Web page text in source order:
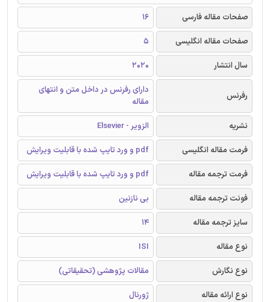
صفحات مقاله فارسی
16
صفحات مقاله انگلیسی
5
سال انتشار
2020
رفرنس
دارای رفرنس در داخل متن و انتهای
مقاله
نشریه
الزویر - Elsevier
فرمت مقاله انگلیسی
pdf و ورد تایپ شده با قابلیت ویرایش
فرمت ترجمه مقاله
pdf و ورد تایپ شده با قابلیت ویرایش
فونت ترجمه مقاله
بی نازنین
سایز ترجمه مقاله
14
نوع مقاله
ISI
نوع نگارش
مقالات پژوهشی (تحقیقاتی)
نوع ارائه مقاله
ژورنال